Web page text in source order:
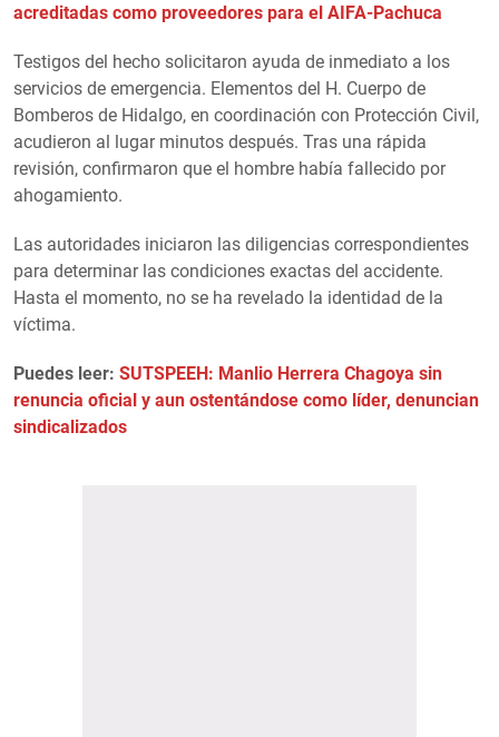
acreditadas como proveedores para el AIFA-Pachuca
Testigos del hecho solicitaron ayuda de inmediato a los
servicios de emergencia. Elementos del H. Cuerpo de
Bomberos de Hidalgo, en coordinación con Protección Civil,
acudieron al lugar minutos después. Tras una rápida
revisión, confirmaron que el hombre había fallecido por
ahogamiento.
Las autoridades iniciaron las diligencias correspondientes
para determinar las condiciones exactas del accidente.
Hasta el momento, no se ha revelado la identidad de la
víctima.
Puedes leer: SUTSPEEH: Manlio Herrera Chagoya sin
renuncia oficial y aun ostentándose como líder, denuncian
sindicalizados